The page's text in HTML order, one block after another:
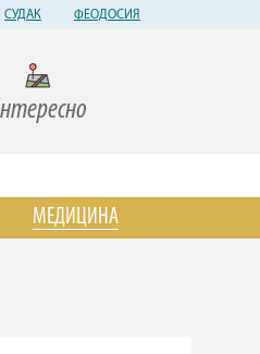
СУДАК ФЕОДОСИЯ
МЕДИЦИНА